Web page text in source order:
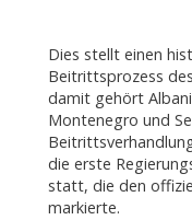
Dies stellt einen
Beitrittsprozess
damit gehört
Montenegro und
die erste
statt, die den
markierte.